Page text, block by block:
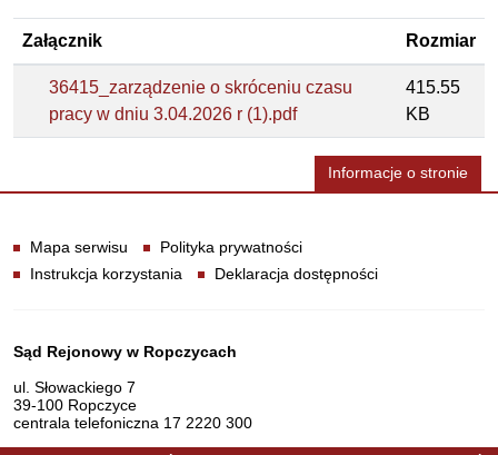
Załącznik Rozmiar
36415_zarządzenie o skróceniu czasu
pracy w dniu 3.04.2026 r (1).pdf
415.55
KB
Informacje o stronie
Mapa serwisu
Polityka prywatności
Instrukcja korzystania
Deklaracja dostępności
Dane teleadresowe
Sąd Rejonowy w Ropczycach
ul. Słowackiego 7
39-100 Ropczyce
centrala telefoniczna 17 2220 300